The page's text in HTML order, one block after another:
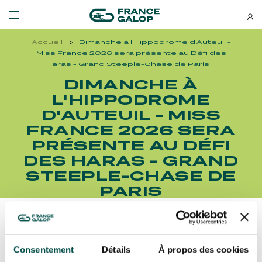
Consentement Détails À propos des cookies
Événements et billetterie
LES ÉVÉNEMENTS
MEETING DE DEAUVILLE BARRIÈRE
MEETING DE DEAUVILLE BARRIÈRE
QATAR ARC TRIALS
QATAR ARC TRIALS
À LA DÉCOUVERTE DE L'HIPPODROME
QATAR PRIX DE L'ARC DE TRIOMPHE
Découvrez-nous
DÉCOUVREZ-NOUS
QUI SOMMES-NOUS ?
QUI SOMMES-NOUS ?
NOS ENGAGEMENTS BIEN-ÊTRE ÉQUIN
NOS ENGAGEMENTS BIEN-ÊTRE ÉQUIN
RESPONSABILITÉ SOCIÉTALE
NEWSLETTERS
Bons plans, nouveautés et
actus : ne ratez rien !
S’ABONNER
Accueil
Dimanche à l'Hippodrome d'Auteuil -
Miss France 2026 sera présente au Défi des
Haras - Grand Steeple-Chase de Paris
DIMANCHE À
L'HIPPODROME
D'AUTEUIL - MISS
FRANCE 2026 SERA
PRÉSENTE AU DÉFI
DES HARAS - GRAND
STEEPLE-CHASE DE
PARIS
Découvrez Aussi :